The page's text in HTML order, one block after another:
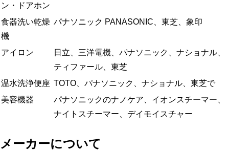
ン・ドアホン
食器洗い乾燥
機
パナソニック PANASONIC、東芝、象印
アイロン
日立、三洋電機、パナソニック、ナショナル、
ティファール、東芝
温水洗浄便座 TOTO、パナソニック、ナショナル、東芝で
美容機器
パナソニックのナノケア、イオンスチーマー、
ナイトスチーマー、デイモイスチャー
メーカーについて